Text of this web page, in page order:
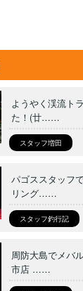
ようやく渓流ト
た！(廿……
スタッフ増田
パゴススタッフ
リング……
スタッフ釣行記
周防大島でメバ
市店 ……